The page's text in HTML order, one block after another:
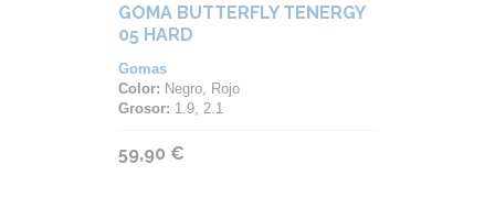
GOMA BUTTERFLY TENERGY
05 HARD
Gomas
Color: Negro, Rojo
Grosor: 1.9, 2.1
59,90 €